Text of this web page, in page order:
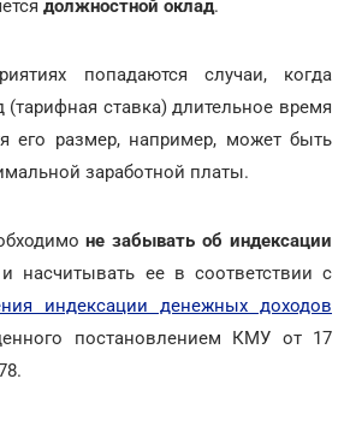
должностной оклад.
попадаются случаи, когда
ставка) длительное время
его размер, например, может быть
заработной платы.
не забывать об индексации
насчитывать ее в соответствии с
индексации денежных доходов
постановлением КМУ от 17